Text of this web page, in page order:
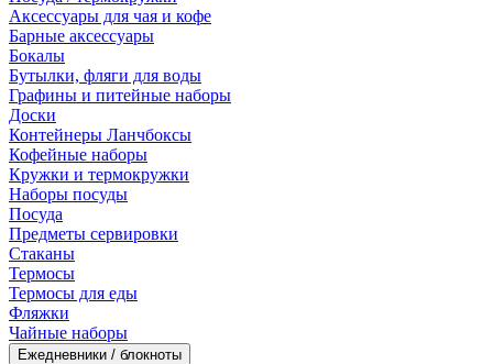
Аксессуары для чая и кофе
Барные аксессуары
Бокалы
Бутылки, фляги для воды
Графины и питейные наборы
Доски
Контейнеры Ланчбоксы
Кофейные наборы
Кружки и термокружки
Наборы посуды
Посуда
Предметы сервировки
Стаканы
Термосы
Термосы для еды
Фляжки
Чайные наборы
Ежедневники / блокноты